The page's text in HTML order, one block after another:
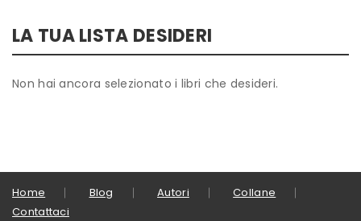
LA TUA LISTA DESIDERI
Non hai ancora selezionato i libri che desideri.
Home Blog Autori
Collane
Contattaci